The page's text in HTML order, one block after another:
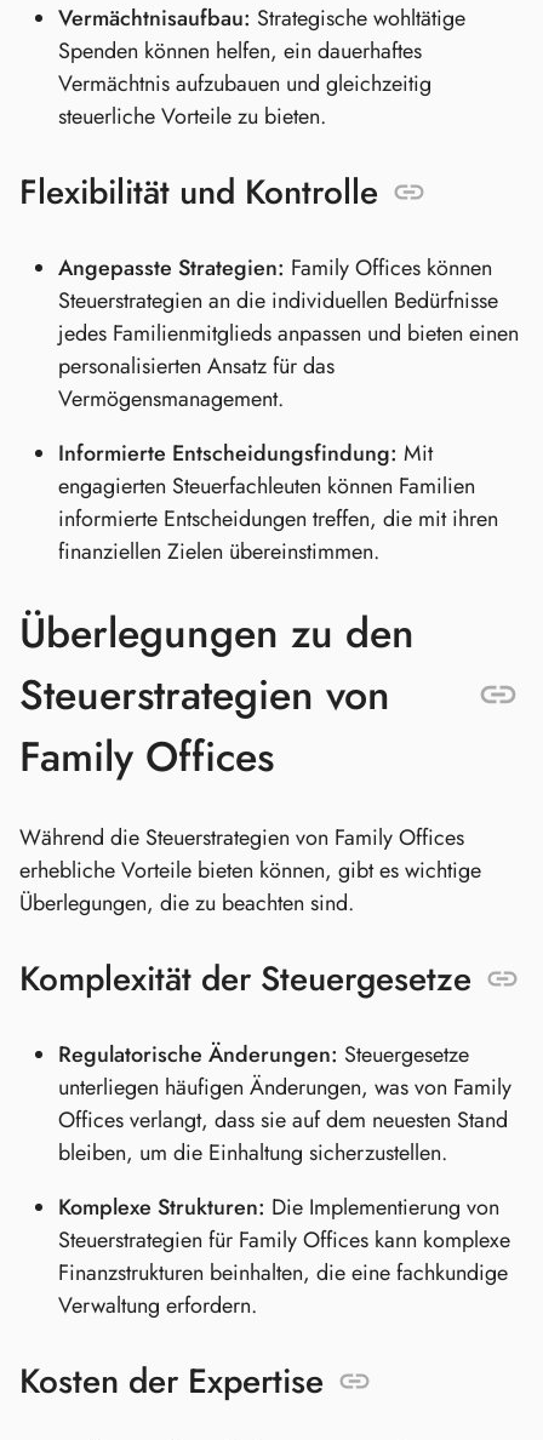
Vermächtnisaufbau: Strategische wohltätige
Spenden können helfen, ein dauerhaftes
Vermächtnis aufzubauen und gleichzeitig
steuerliche Vorteile zu bieten.
Flexibilität und Kontrolle
Angepasste Strategien: Family Offices können
Steuerstrategien an die individuellen Bedürfnisse
jedes Familienmitglieds anpassen und bieten einen
personalisierten Ansatz für das
Vermögensmanagement.
Informierte Entscheidungsfindung: Mit
engagierten Steuerfachleuten können Familien
informierte Entscheidungen treffen, die mit ihren
finanziellen Zielen übereinstimmen.
Überlegungen zu den
Steuerstrategien von
Family Offices
Während die Steuerstrategien von Family Offices
erhebliche Vorteile bieten können, gibt es wichtige
Überlegungen, die zu beachten sind.
Komplexität der Steuergesetze
Regulatorische Änderungen: Steuergesetze
unterliegen häufigen Änderungen, was von Family
Offices verlangt, dass sie auf dem neuesten Stand
bleiben, um die Einhaltung sicherzustellen.
Komplexe Strukturen: Die Implementierung von
Steuerstrategien für Family Offices kann komplexe
Finanzstrukturen beinhalten, die eine fachkundige
Verwaltung erfordern.
Kosten der Expertise